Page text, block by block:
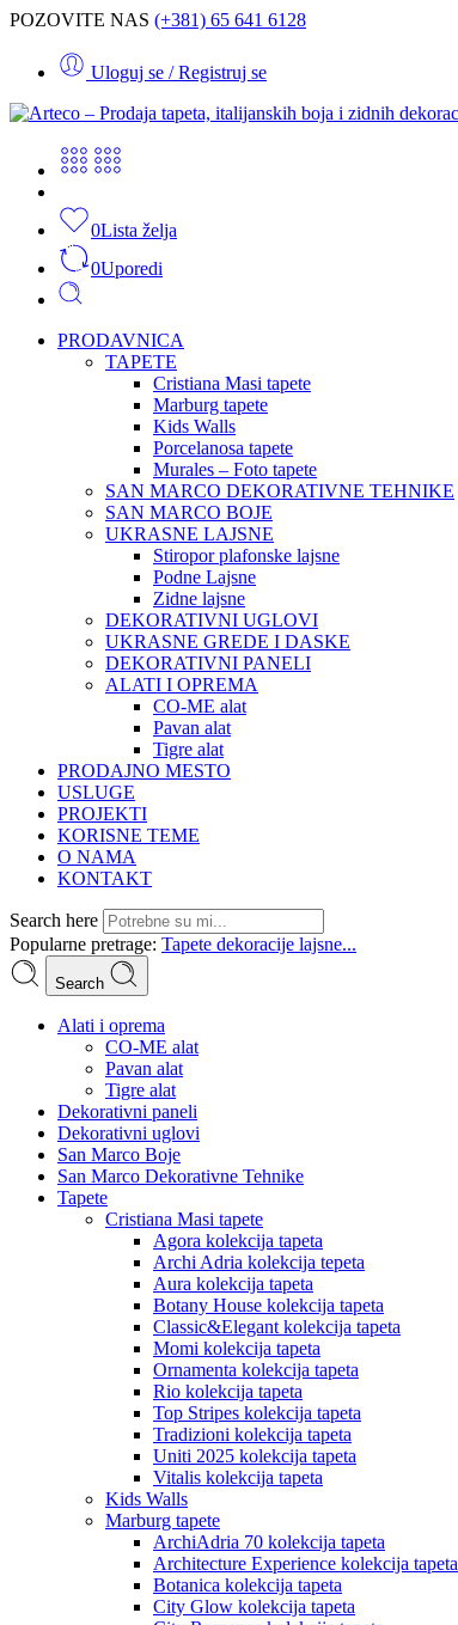
POZOVITE NAS (+381) 65 641 6128
Uloguj se / Registruj se
0Lista želja
0Uporedi
PRODAVNICA
TAPETE
Cristiana Masi tapete
Marburg tapete
Kids Walls
Porcelanosa tapete
Murales – Foto tapete
SAN MARCO DEKORATIVNE TEHNIKE
SAN MARCO BOJE
UKRASNE LAJSNE
Stiropor plafonske lajsne
Podne Lajsne
Zidne lajsne
DEKORATIVNI UGLOVI
UKRASNE GREDE I DASKE
DEKORATIVNI PANELI
ALATI I OPREMA
CO-ME alat
Pavan alat
Tigre alat
PRODAJNO MESTO
USLUGE
PROJEKTI
KORISNE TEME
O NAMA
KONTAKT
Search here
Popularne pretrage: Tapete dekoracije lajsne...
Search
Alati i oprema
CO-ME alat
Pavan alat
Tigre alat
Dekorativni paneli
Dekorativni uglovi
San Marco Boje
San Marco Dekorativne Tehnike
Tapete
Cristiana Masi tapete
Agora kolekcija tapeta
Archi Adria kolekcija tepeta
Aura kolekcija tapeta
Botany House kolekcija tapeta
Classic&Elegant kolekcija tapeta
Momi kolekcija tapeta
Ornamenta kolekcija tapeta
Rio kolekcija tapeta
Top Stripes kolekcija tapeta
Tradizioni kolekcija tapeta
Uniti 2025 kolekcija tapeta
Vitalis kolekcija tapeta
Kids Walls
Marburg tapete
ArchiAdria 70 kolekcija tapeta
Architecture Experience kolekcija tapeta
Botanica kolekcija tapeta
City Glow kolekcija tapeta